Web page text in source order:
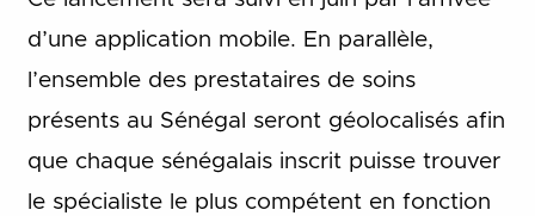
d’une application mobile. En parallèle,
l’ensemble des prestataires de soins
présents au Sénégal seront géolocalisés afin
que chaque sénégalais inscrit puisse trouver
le spécialiste le plus compétent en fonction